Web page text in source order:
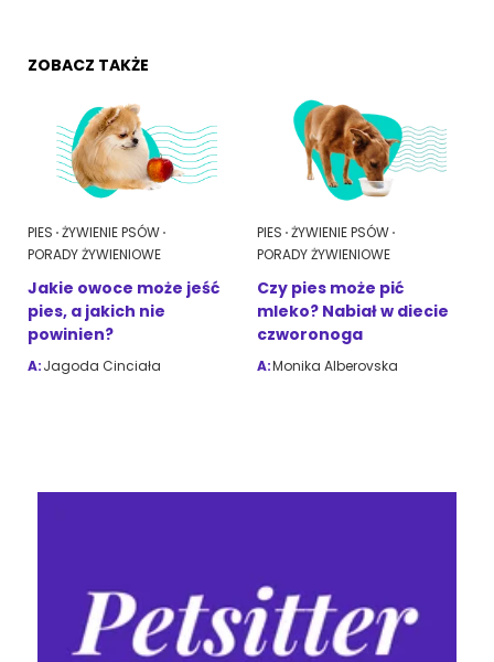
ZOBACZ TAKŻE
PIES ŻYWIENIE PSÓW
PORADY ŻYWIENIOWE
Jakie owoce może jeść
pies, a jakich nie
powinien?
A:Jagoda Cinciała
PIES ŻYWIENIE PSÓW
PORADY ŻYWIENIOWE
Czy pies może pić
mleko? Nabiał w diecie
czworonoga
A:Monika Alberovska